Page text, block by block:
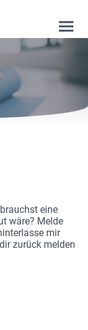
eine
wäre? Melde
mir
zurück melden